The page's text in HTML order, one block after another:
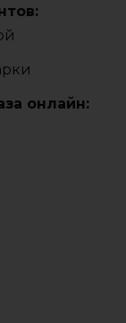
онлайн: